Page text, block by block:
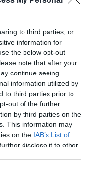
to third parties, or
information for
the below opt-out
note that after your
continue seeing
information utilized by
to third parties prior to
out of the further
by third parties on the
This information may
on the IAB’s List of
disclose it to other
się
będą czekały